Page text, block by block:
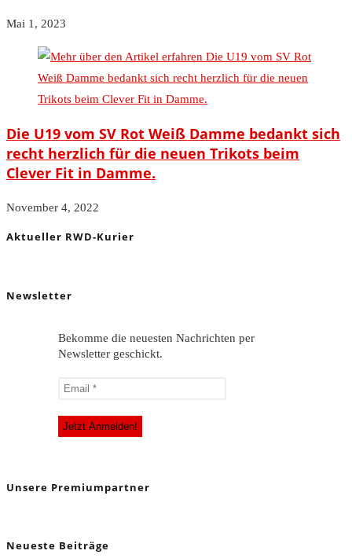
Mai 1, 2023
Die U19 vom SV Rot Weiß Damme bedankt sich
recht herzlich für die neuen Trikots beim
Clever Fit in Damme.
November 4, 2022
Aktueller RWD-Kurier
Newsletter
Bekomme die neuesten Nachrichten per
Newsletter geschickt.
Unsere Premiumpartner
Neueste Beiträge